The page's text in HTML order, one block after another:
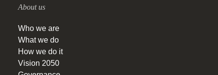
About us
Who we are
What we do
How we do it
Vision 2050